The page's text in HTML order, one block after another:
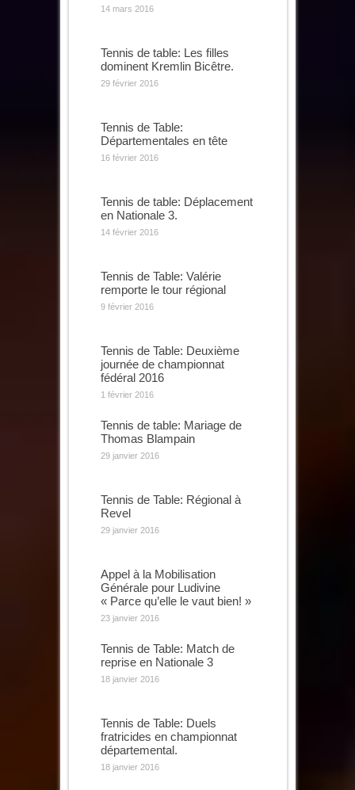
14 mars 2016
Tennis de table: Les filles
dominent Kremlin Bicêtre.
29 février 2016
Tennis de Table:
Départementales en tête
16 février 2016
Tennis de table: Déplacement
en Nationale 3.
14 février 2016
Tennis de Table: Valérie
remporte le tour régional
9 février 2016
Tennis de Table: Deuxième
journée de championnat
fédéral 2016
1 février 2016
Tennis de table: Mariage de
Thomas Blampain
29 janvier 2016
Tennis de Table: Régional à
Revel
29 janvier 2016
Appel à la Mobilisation
Générale pour Ludivine
« Parce qu’elle le vaut bien! »
23 janvier 2016
Tennis de Table: Match de
reprise en Nationale 3
18 janvier 2016
Tennis de Table: Duels
fratricides en championnat
départemental.
18 janvier 2016